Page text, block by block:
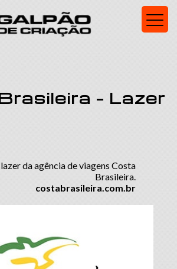
– Lazer
da agência de viagens Costa
Brasileira.
costabrasileira.com.br